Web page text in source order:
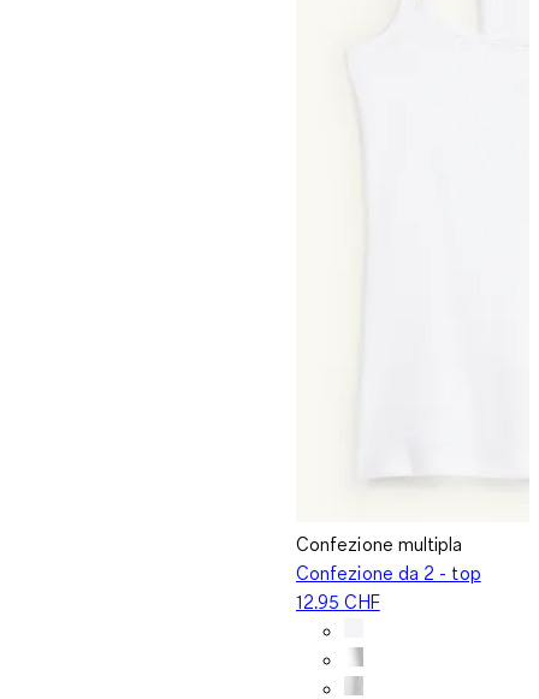
Confezione multipla
Confezione da 2 - top
12.95 CHF